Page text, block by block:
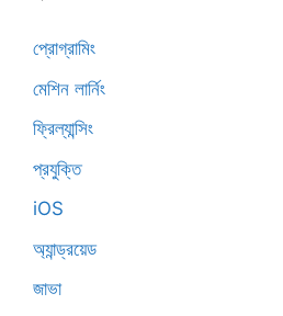
প্রোগ্রামিং
মেশিন লার্নিং
ফ্রিল্যান্সিং
প্রযুক্তি
iOS
অ্যান্ড্রয়েড
জাভা